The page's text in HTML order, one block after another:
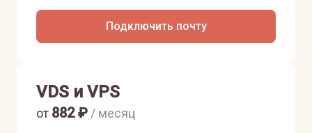
Подключить почту
VDS и VPS
от 882₽ / месяц